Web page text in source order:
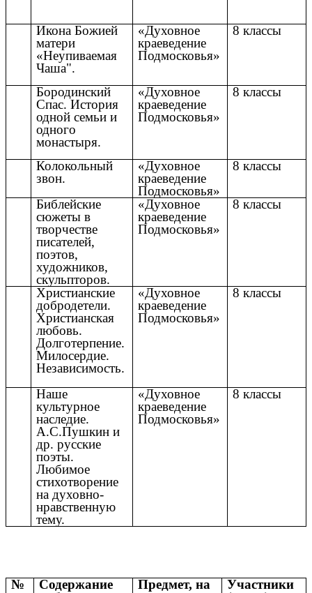
Икона Божией
матери
«Неупиваемая
Чаша".
«Духовное
краеведение
Подмосковья»
8 классы
Бородинский
Спас. История
одной семьи и
одного
монастыря.
«Духовное
краеведение
Подмосковья»
8 классы
Колокольный
звон.
«Духовное
краеведение
Подмосковья»
8 классы
Библейские
сюжеты в
творчестве
писателей,
поэтов,
художников,
скульпторов.
«Духовное
краеведение
Подмосковья»
8 классы
Христианские
добродетели.
Христианская
любовь.
Долготерпение.
Милосердие.
Независимость.
«Духовное
краеведение
Подмосковья»
8 классы
Наше
культурное
наследие.
А.С.Пушкин и
др. русские
поэты.
Любимое
стихотворение
на духовно-
нравственную
тему.
«Духовное
краеведение
Подмосковья»
8 классы
№
Содержание
Предмет, на
Участники